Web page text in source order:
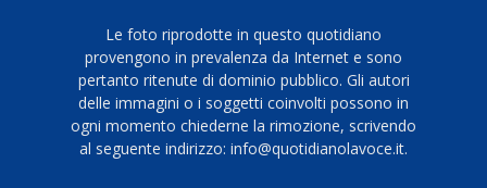
Le foto riprodotte in questo quotidiano
provengono in prevalenza da Internet e sono
pertanto ritenute di dominio pubblico. Gli autori
delle immagini o i soggetti coinvolti possono in
ogni momento chiederne la rimozione, scrivendo
al seguente indirizzo: info@quotidianolavoce.it.